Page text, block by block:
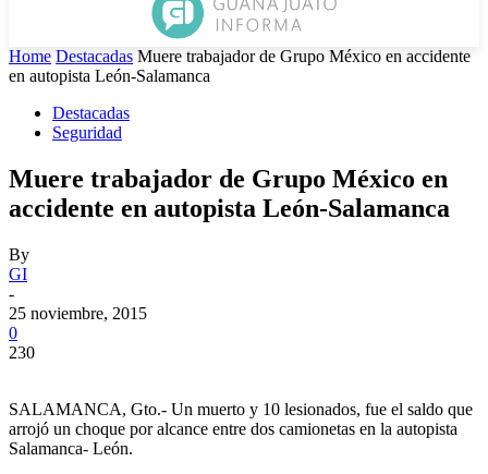
Home Destacadas Muere trabajador de Grupo México en accidente
en autopista León-Salamanca
Destacadas
Seguridad
Muere trabajador de Grupo México en
accidente en autopista León-Salamanca
By
GI
-
25 noviembre, 2015
0
230
SALAMANCA, Gto.- Un muerto y 10 lesionados, fue el saldo que
arrojó un choque por alcance entre dos camionetas en la autopista
Salamanca- León.